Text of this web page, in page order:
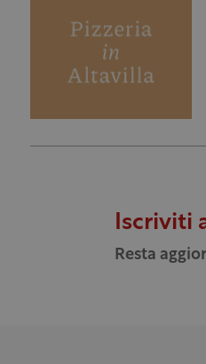
Iscriviti
Resta